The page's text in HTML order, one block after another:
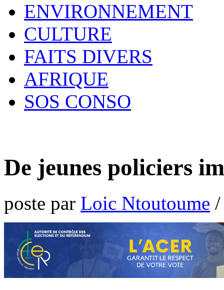
ENVIRONNEMENT
CULTURE
FAITS DIVERS
AFRIQUE
SOS CONSO
De jeunes policiers
poste par Loic Ntoutoume